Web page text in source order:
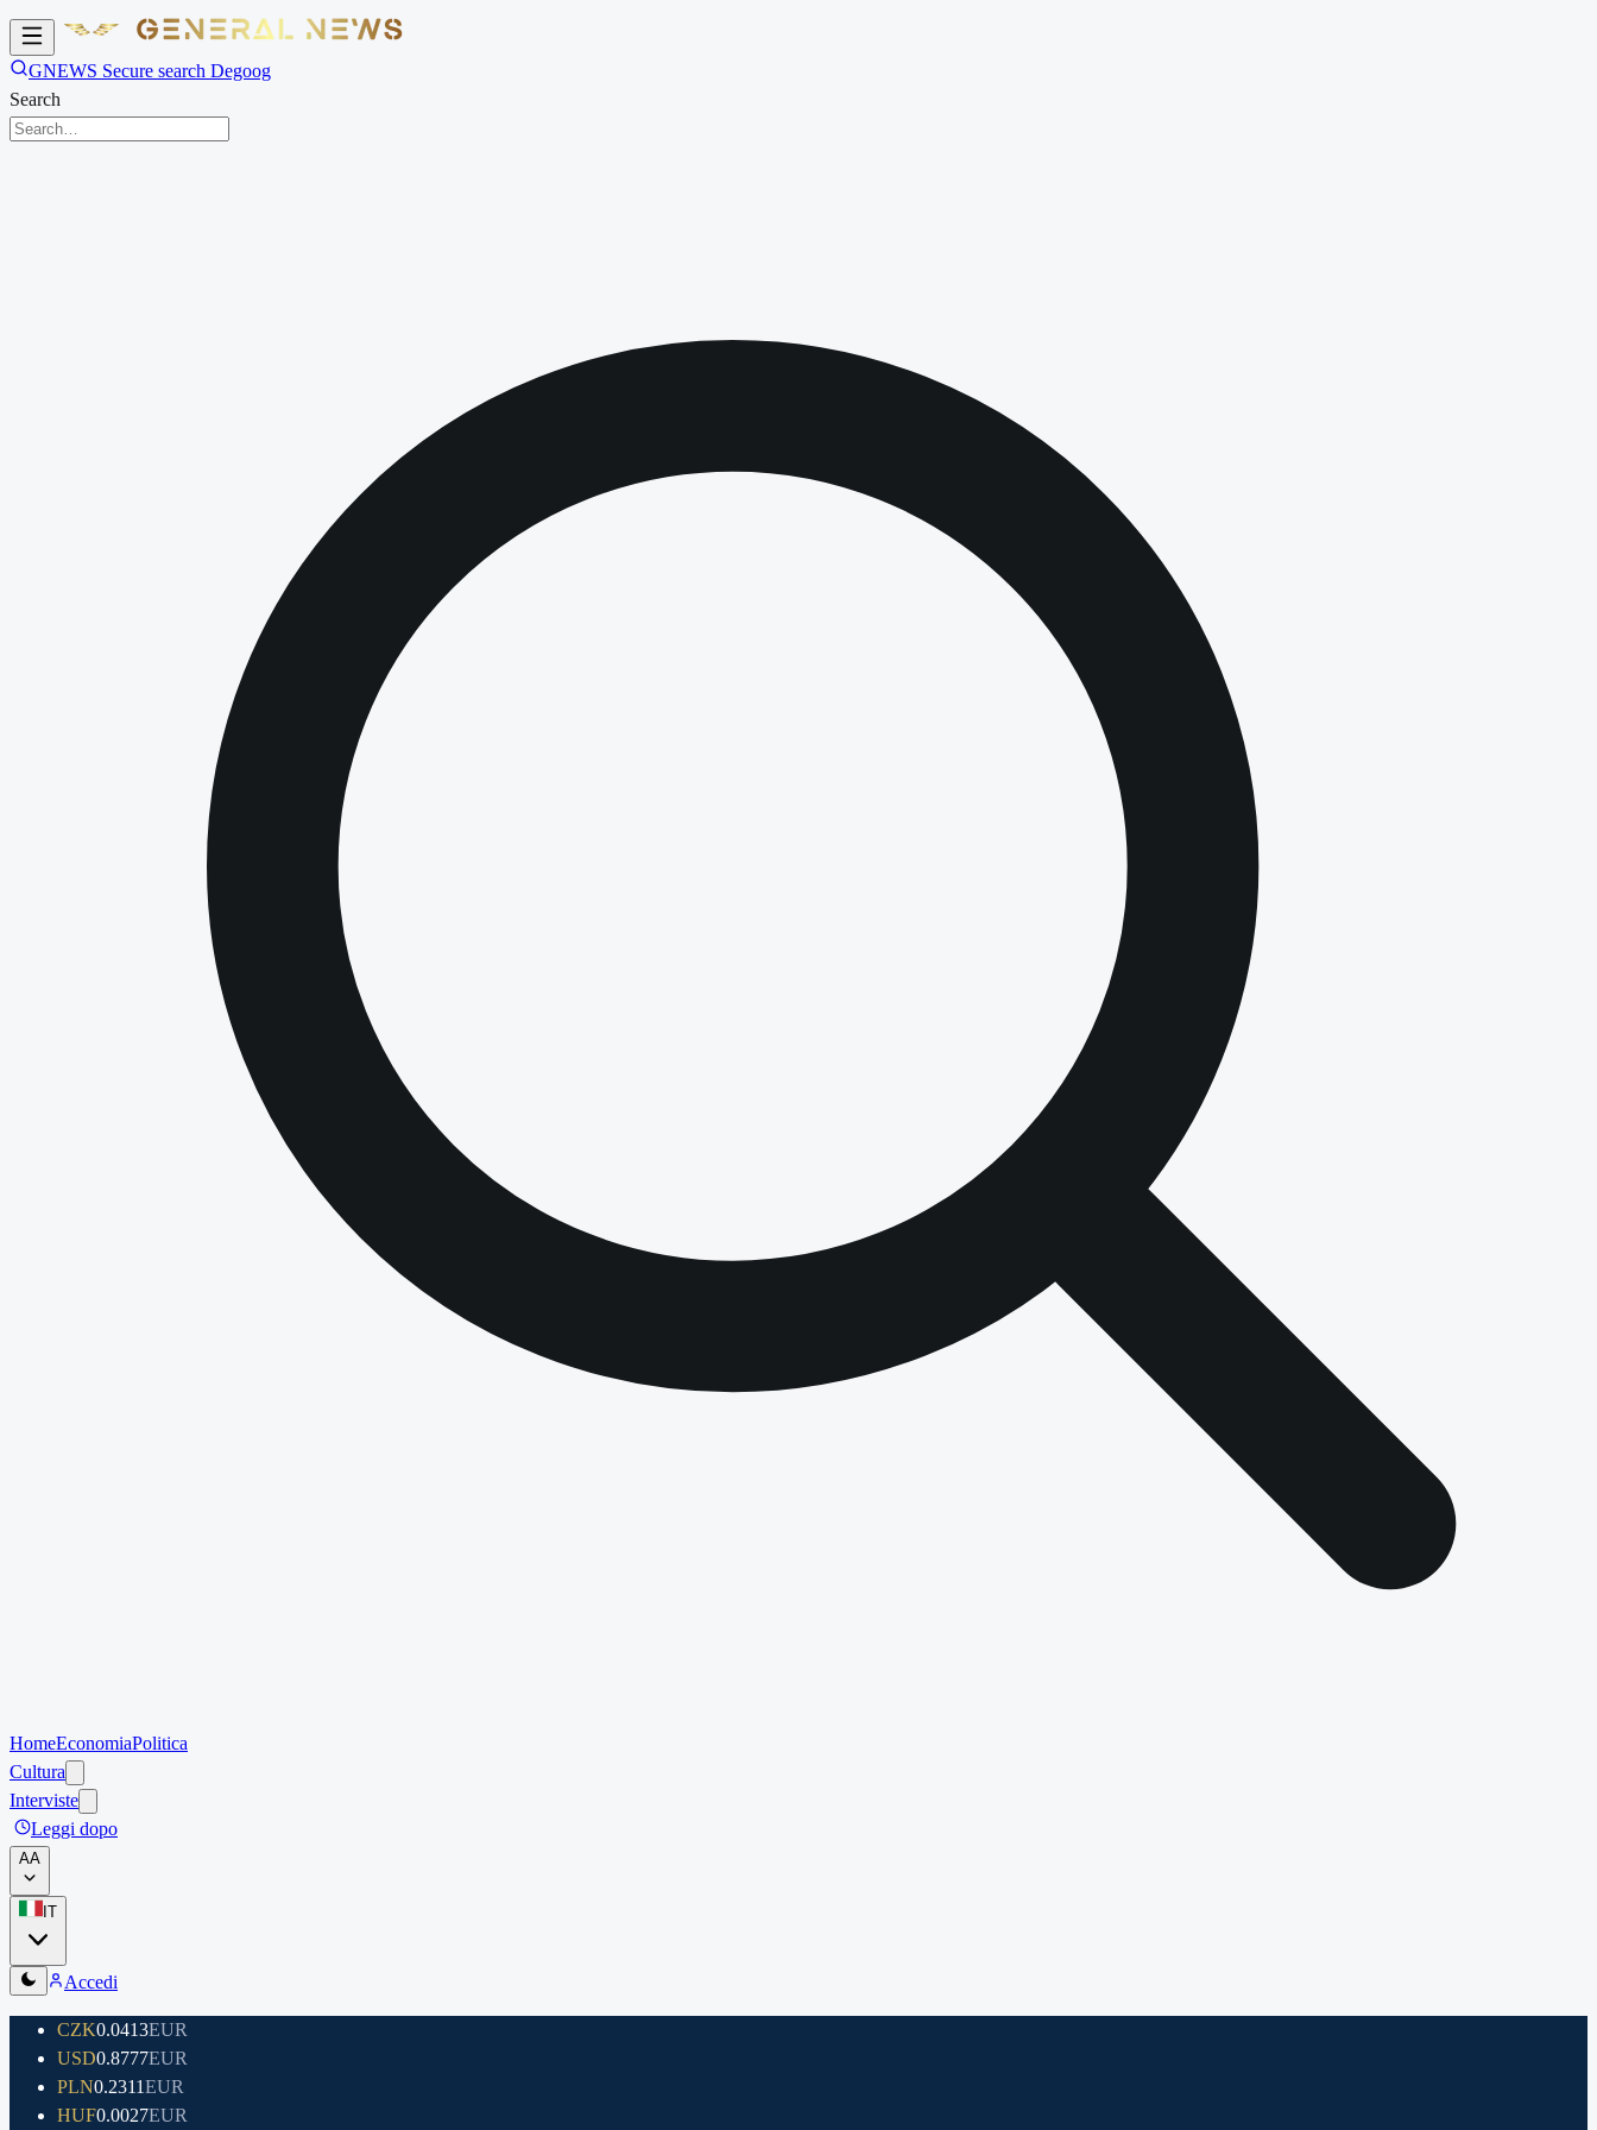
GNEWS Secure search Degoog
Search
HomeEconomiaPolitica
Cultura
Interviste
Leggi dopo
AA
IT
Accedi
CZK0.0413EUR
USD0.8777EUR
PLN0.2311EUR
HUF0.0027EUR